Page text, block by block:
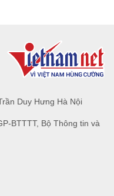
Duy Hưng Hà Nội
BTTTT, Bộ Thông tin và